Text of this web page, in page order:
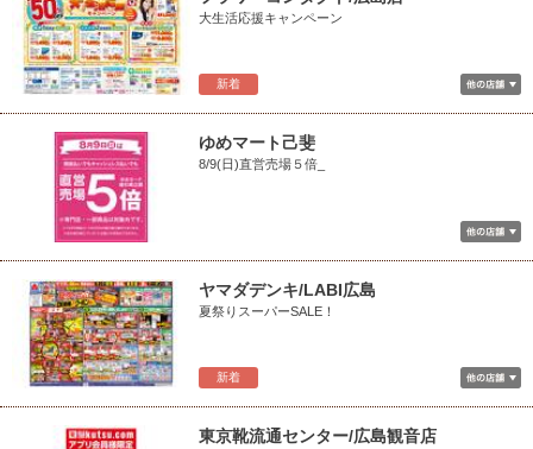
新着
大生活応援キャンペーン
ゆめマート己斐
8/9(日)直営売場５倍_
新着
ヤマダデンキ/LABI広島
夏祭りスーパーSALE！
東京靴流通センター/広島観音店